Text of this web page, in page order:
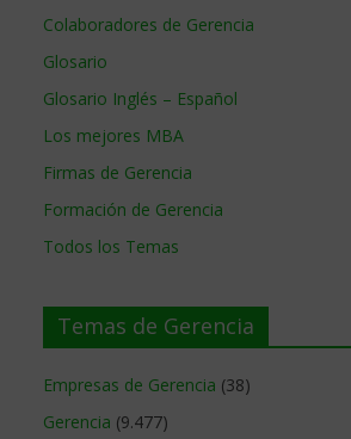
Colaboradores de Gerencia
Glosario
Glosario Inglés – Español
Los mejores MBA
Firmas de Gerencia
Formación de Gerencia
Todos los Temas
Temas de Gerencia
Empresas de Gerencia (38)
Gerencia (9.477)